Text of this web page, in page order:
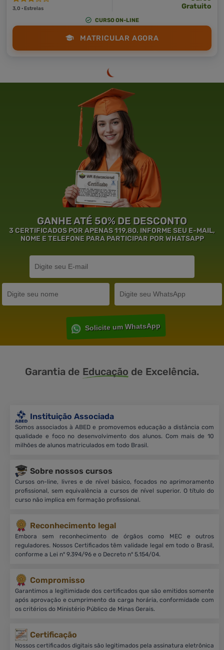
3,0 · Estrelas
Gratuito
CURSO ON-LINE
MATRICULAR AGORA
GANHE ATÉ 50% DE DESCONTO
3 CERTIFICADOS POR APENAS 119,80. INFORME SEU E-MAIL,
NOME E TELEFONE PARA PARTICIPAR POR WHATSAPP
Solicite um WhatsApp
Garantia de Educação de Excelência.
Instituição Associada
Somos associados à ABED e promovemos educação a distância com
qualidade e foco no desenvolvimento dos alunos. Com mais de 10
milhões de alunos matriculados em todo Brasil.
Sobre nossos cursos
Cursos on-line, livres e de nível básico, focados no aprimoramento
profissional, sem equivalência a cursos de nível superior. O título do
curso não implica em formação profissional.
Reconhecimento legal
Embora sem reconhecimento de órgãos como MEC e outros
reguladores. Nossos Certificados têm validade legal em todo o Brasil,
conforme a Lei nº 9.394/96 e o Decreto nº 5.154/04.
Compromisso
Garantimos a legitimidade dos certificados que são emitidos somente
após aprovação e cumprimento da carga horária, conformidade com
os critérios do Ministério Público de Minas Gerais.
Certificação
Nossos certificados digitais são legitimados pela assinatura eletrônica